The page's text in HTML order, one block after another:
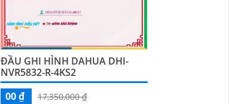
ĐẦU GHI HÌNH DAHUA DHI-
NVR5832-R-4KS2
00 ₫
17,350,000 ₫